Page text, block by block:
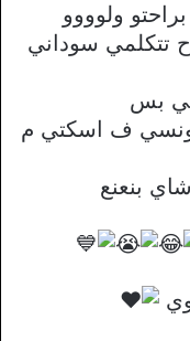
ولوووو
تتكلمي سوداني
بس
تونسي ف اسكتي م
بنعنع